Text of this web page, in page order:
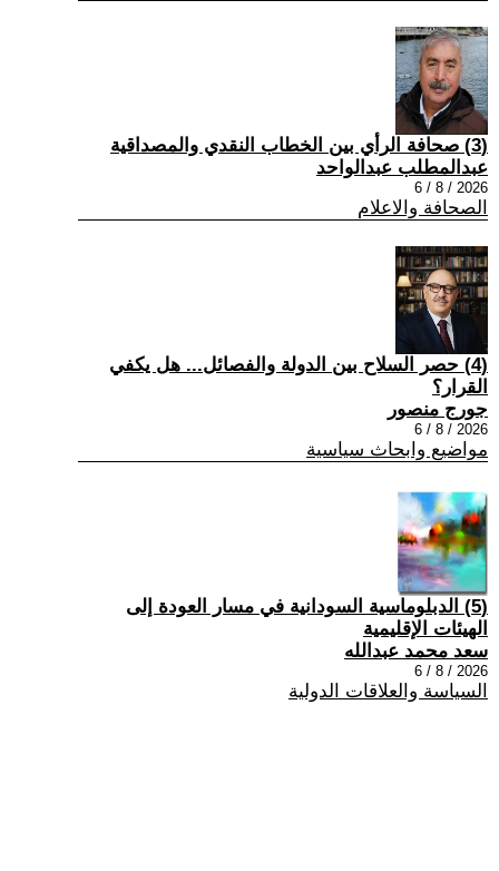
(3) صحافة الرأي بين الخطاب النقدي والمصداقية
عبدالمطلب عبدالواحد
2026 / 8 / 6
الصحافة والاعلام
(4) حصر السلاح بين الدولة والفصائل... هل يكفي
القرار؟
جورج منصور
2026 / 8 / 6
مواضيع وابحاث سياسية
(5) الدبلوماسية السودانية في مسار العودة إلى
الهيئات الإقليمية
سعد محمد عبدالله
2026 / 8 / 6
السياسة والعلاقات الدولية